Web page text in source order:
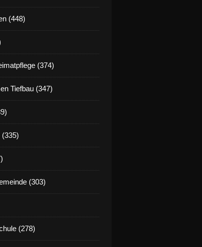
(448)
(374)
Tiefbau (347)
(335)
(303)
(278)